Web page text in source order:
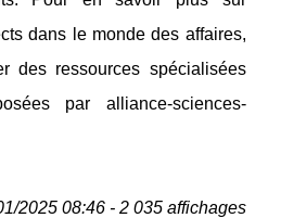
dans le monde des affaires,
des ressources spécialisées
par alliance-sciences-
2025 08:46 - 2 035 affichages